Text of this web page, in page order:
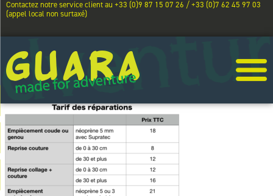
Contactez notre service client au +33 (0)9 87 15 07 26 / +33 (0)7 62 45 97 03
(appel local non surtaxé)